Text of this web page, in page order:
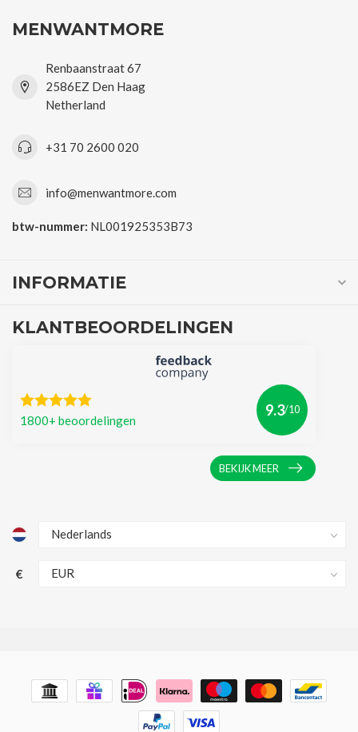
MENWANTMORE
Renbaanstraat 67
2586EZ Den Haag
Netherland
+31 70 2600 020
info@menwantmore.com
btw-nummer: NL001925353B73
INFORMATIE
KLANTBEOORDELINGEN
1800+ beoordelingen
9.3/10
BEKIJK MEER
€